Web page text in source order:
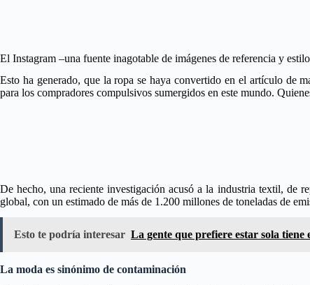
El Instagram –una fuente inagotable de imágenes de referencia y
Esto ha generado, que la ropa se haya convertido en el artículo de
para los compradores compulsivos sumergidos en este mundo.
De hecho, una reciente investigación acusó a la industria textil, de
global, con un estimado de más de 1.200 millones de toneladas de
Esto te podría interesar La gente que prefiere estar sola tiene
La moda es sinónimo de contaminación